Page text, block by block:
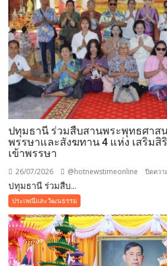
ปทุมธานี ร่วมสืบสานพระพุทธศาส
พรรษาและสังฆทาน 4 แห่ง เสริมสิ
เข้าพรรษา
26/07/2026 @hotnewstimeonline ปิดควา
ปทุมธานี ร่วมสืบ...
ประเพณีและวัฒนธรรม